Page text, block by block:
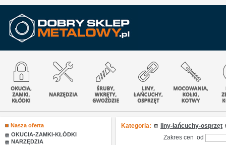
Nasza oferta
OKUCIA-ZAMKI-KŁÓDKI
NARZĘDZIA
Kategoria:
liny-łańcuchy-osprzęt
Zakres cen od